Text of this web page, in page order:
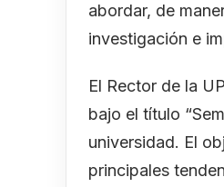
abordar, de
investigación e
El Rector de la
bajo el título
universidad. El
principales